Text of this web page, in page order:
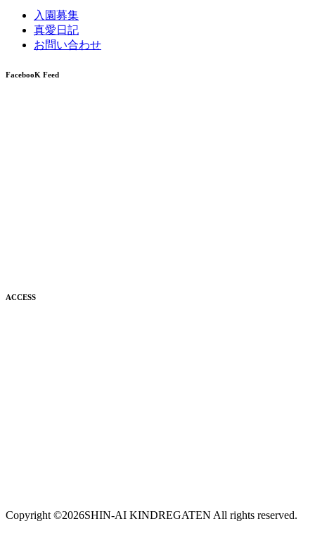
入園募集
真愛日記
お問い合わせ
FacebooK Feed
ACCESS
Copyright ©2026SHIN-AI KINDREGATEN All rights reserved.